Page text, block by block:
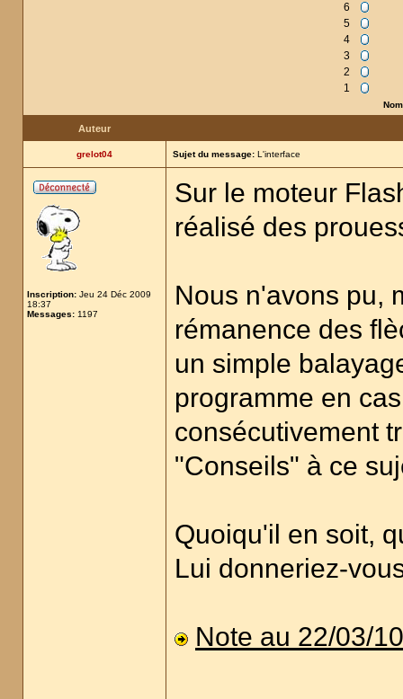
6
5
4
3
2
1
Auteur
grelot04 Sujet du message: L'interface
Inscription: Jeu 24 Déc 2009
18:37
Messages: 1197
Sur le moteur
réalisé des
Nous n'avons pu,
rémanence des
un simple
programme en
consécutivement
"Conseils" à ce
Quoiqu'il en soit,
Lui donneriez-
Note au 22/03/10